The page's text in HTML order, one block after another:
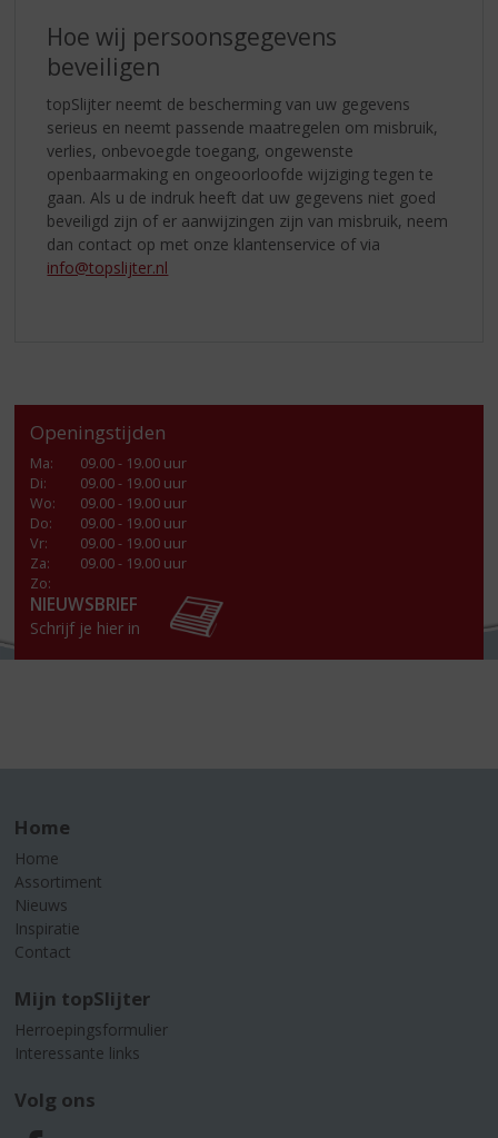
Hoe wij persoonsgegevens
beveiligen
topSlijter neemt de bescherming van uw gegevens
serieus en neemt passende maatregelen om misbruik,
verlies, onbevoegde toegang, ongewenste
openbaarmaking en ongeoorloofde wijziging tegen te
gaan. Als u de indruk heeft dat uw gegevens niet goed
beveiligd zijn of er aanwijzingen zijn van misbruik, neem
dan contact op met onze klantenservice of via
info@topslijter.nl
Openingstijden
Ma:
09.00 - 19.00 uur
Di:
09.00 - 19.00 uur
Wo:
09.00 - 19.00 uur
Do:
09.00 - 19.00 uur
Vr:
09.00 - 19.00 uur
Za:
09.00 - 19.00 uur
Zo:
NIEUWSBRIEF
Schrijf je hier in
Home
Home
Assortiment
Nieuws
Inspiratie
Contact
Mijn topSlijter
Herroepingsformulier
Interessante links
Volg ons